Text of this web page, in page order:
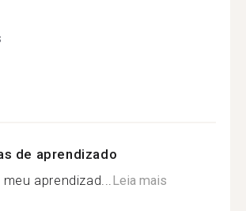
de aprendizado
aprendizad... Leia mais